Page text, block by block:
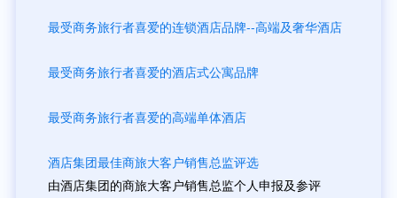
最受商务旅行者喜爱的连锁酒店品牌--高端及奢华酒店
最受商务旅行者喜爱的酒店式公寓品牌
最受商务旅行者喜爱的高端单体酒店
酒店集团最佳商旅大客户销售总监评选
由酒店集团的商旅大客户销售总监个人申报及参评